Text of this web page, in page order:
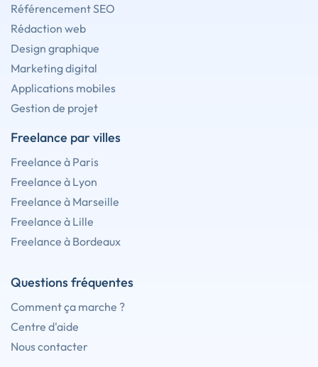
Référencement SEO
Rédaction web
Design graphique
Marketing digital
Applications mobiles
Gestion de projet
Freelance par villes
Freelance à Paris
Freelance à Lyon
Freelance à Marseille
Freelance à Lille
Freelance à Bordeaux
Questions fréquentes
Comment ça marche ?
Centre d'aide
Nous contacter